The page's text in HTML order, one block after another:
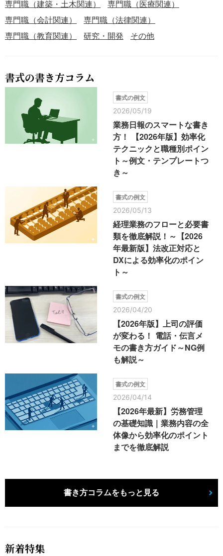
専門職（建築・土木関連）
専門職（医療関連）
専門職（会計関連）
専門職（法律関連）
専門職（教育関連）
研究・開発 その他
書式の書き方コラム
書式の例文
2026/05/19
業務日報のスマートな書き
方！ 【2026年版】効率化
テクニックと職種別ポイン
ト～例文・テンプレートつ
き～
書式の例文
2026/05/13
経理業務のフローと必要書
類を徹底解説！～【2026
年最新版】法改正対応と
DXによる効率化のポイン
ト～
書式の例文
2026/04/20
【2026年版】上司の評価
が変わる！ 電話・伝言メ
モの書き方ガイド～NG例
も解説～
書式の例文
2026/04/14
【2026年最新】労務管理
の基礎知識｜業務内容の全
体像から効率化のポイント
までを徹底解説
書き方コラムをもっと見る
新着特集